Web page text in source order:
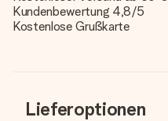
Kundenbewertung 4,8/5
Kostenlose Grußkarte
Lieferoptionen